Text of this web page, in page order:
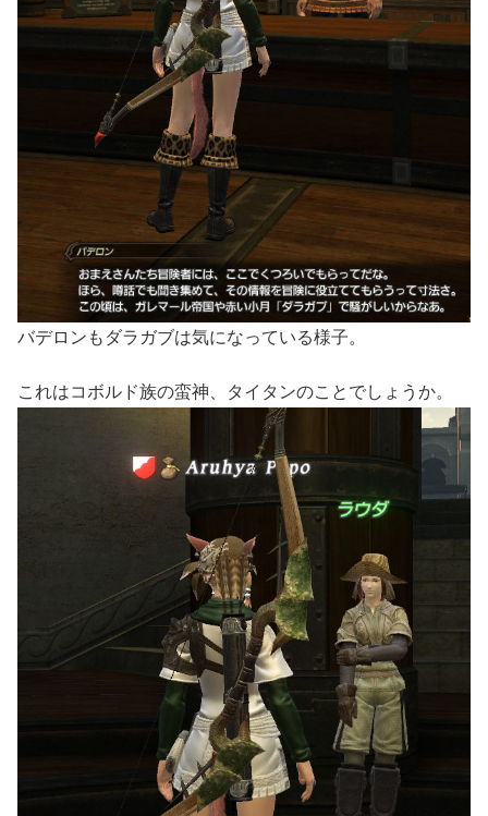
バデロンもダラガブは気になっている様子。
これはコボルド族の蛮神、タイタンのことでしょうか。